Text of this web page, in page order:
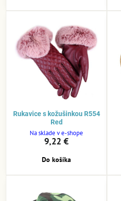
Rukavice s kožušinkou R554
Red
Na sklade v e-shope
9,22 €
Do košíka